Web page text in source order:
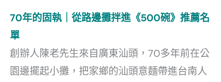
70年的固執｜從路邊攤拌進《500碗》推薦名
單
創辦人陳老先生來自廣東汕頭，70多年前在公
園邊擺起小攤，把家鄉的汕頭意麵帶進台南人